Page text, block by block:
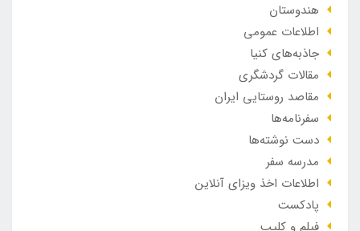
هندوستان
اطلاعات عمومی
جاذبه‌های کنیا
مقالات گردشگری
مقاصد روستایی ایران
سفرنامه‌ها
دست نوشته‌ها
مدرسه سفر
اطلاعات اخذ ویزای آنلاین
پادکست
فیلم و کلیپ